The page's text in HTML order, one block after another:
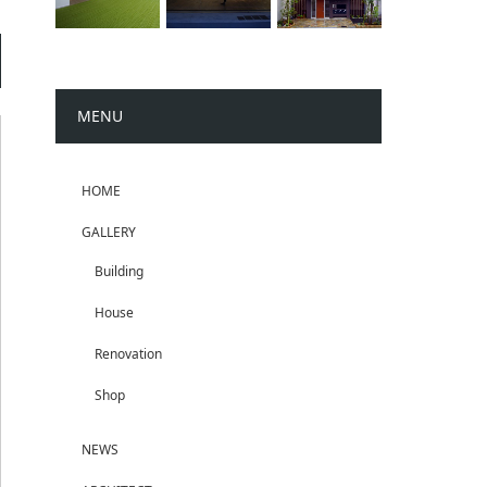
MENU
HOME
GALLERY
Building
House
Renovation
Shop
NEWS